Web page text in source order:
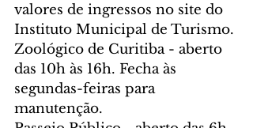
valores de ingressos no site do
Instituto Municipal de Turismo.
Zoológico de Curitiba - aberto
das 10h às 16h. Fecha às
segundas-feiras para
manutenção.